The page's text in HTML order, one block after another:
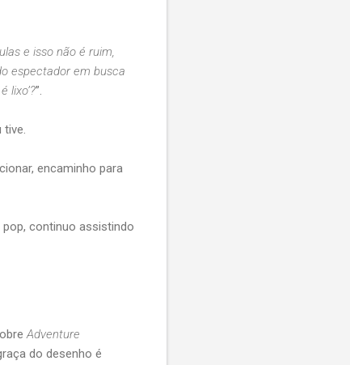
e isso não é ruim,
espectador em busca
lixo’?”.
tive.
encaminho para
continuo assistindo
Adventure
do desenho é